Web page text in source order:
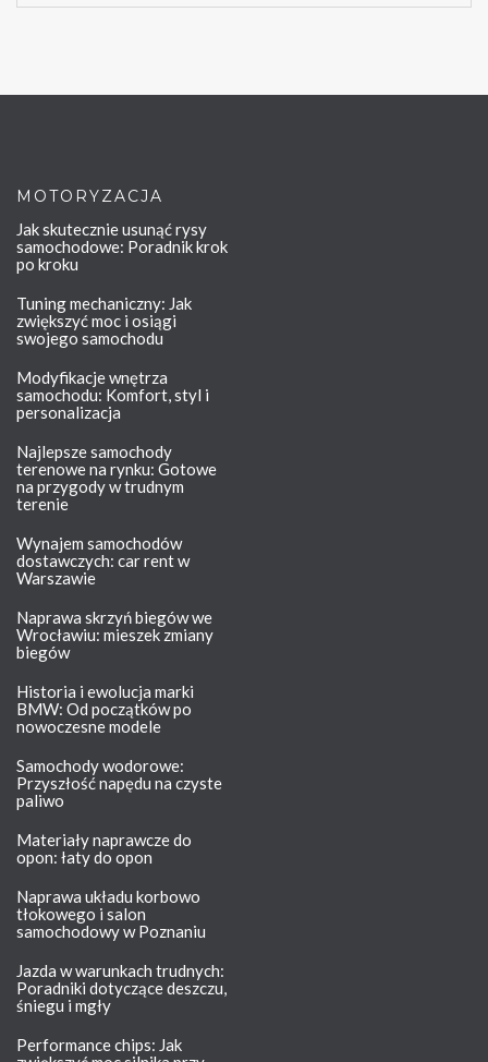
MOTORYZACJA
Jak skutecznie usunąć rysy
samochodowe: Poradnik krok
po kroku
Tuning mechaniczny: Jak
zwiększyć moc i osiągi
swojego samochodu
Modyfikacje wnętrza
samochodu: Komfort, styl i
personalizacja
Najlepsze samochody
terenowe na rynku: Gotowe
na przygody w trudnym
terenie
Wynajem samochodów
dostawczych: car rent w
Warszawie
Naprawa skrzyń biegów we
Wrocławiu: mieszek zmiany
biegów
Historia i ewolucja marki
BMW: Od początków po
nowoczesne modele
Samochody wodorowe:
Przyszłość napędu na czyste
paliwo
Materiały naprawcze do
opon: łaty do opon
Naprawa układu korbowo
tłokowego i salon
samochodowy w Poznaniu
Jazda w warunkach trudnych:
Poradniki dotyczące deszczu,
śniegu i mgły
Performance chips: Jak